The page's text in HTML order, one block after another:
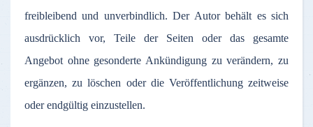
freibleibend und unverbindlich.Der Autor behält es sich
ausdrücklich
vor, Teile der Seiten oder das
gesamte
Angebot ohne gesonderte Ankündigung zu verändern,zu
ergänzen,zu löschen oderdie Veröffentlichung zeitweise
oder endgültig einzustellen.